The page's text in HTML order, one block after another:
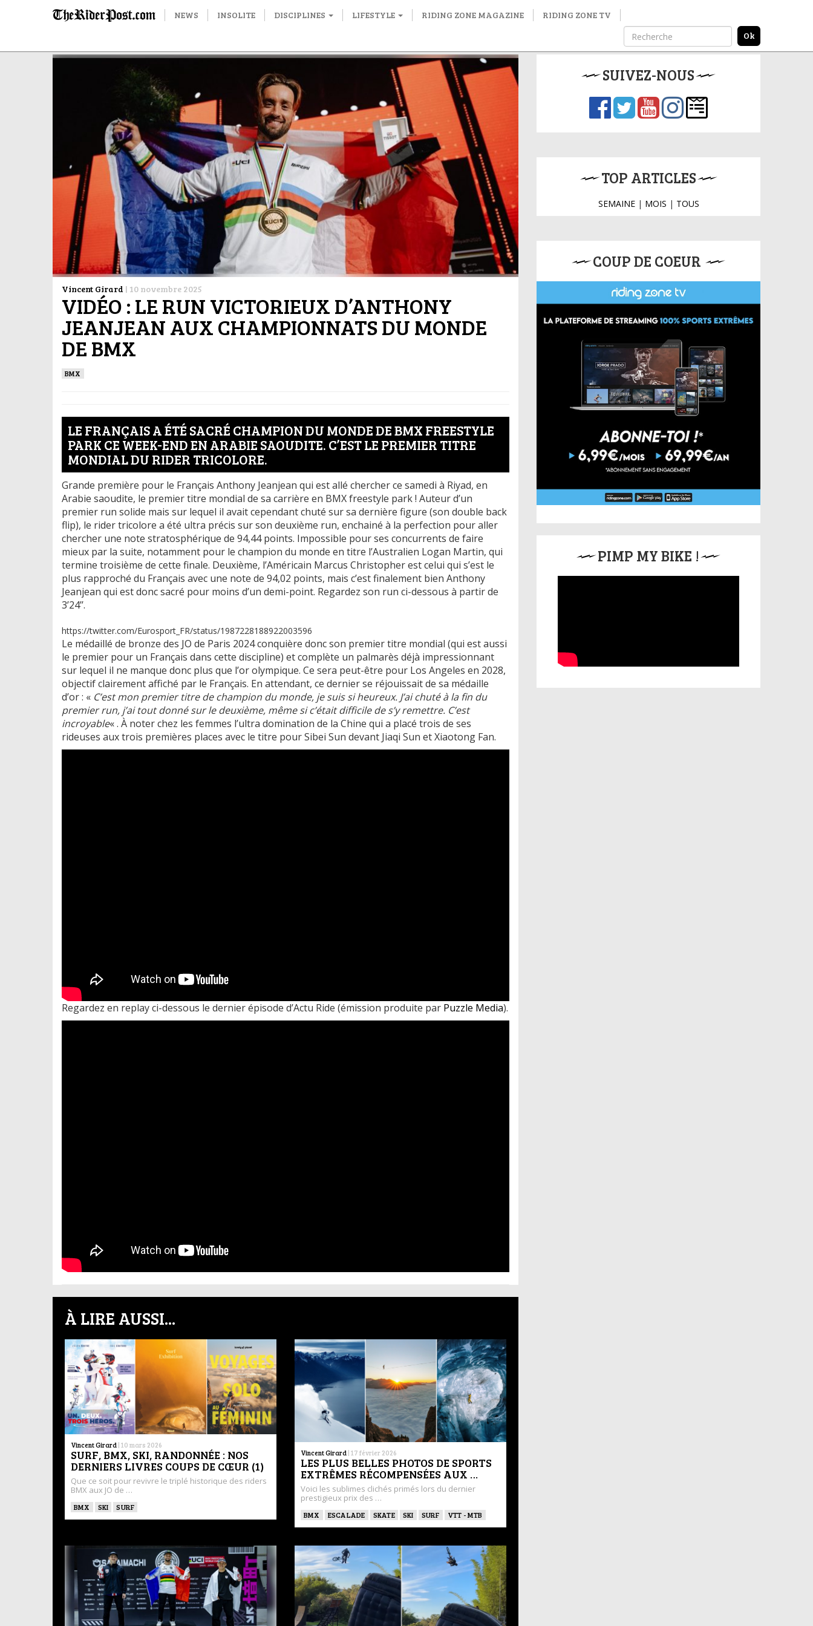
NEWS INSOLITE DISCIPLINES LIFESTYLE RIDING ZONE MAGAZINE RIDING ZONE TV
Vincent Girard | 10 novembre 2025
VIDÉO : LE RUN VICTORIEUX D’ANTHONY
JEANJEAN AUX CHAMPIONNATS DU MONDE
DE BMX
BMX
LE FRANÇAIS A ÉTÉ SACRÉ CHAMPION DU MONDE DE BMX FREESTYLE
PARK CE WEEK-END EN ARABIE SAOUDITE. C’EST LE PREMIER TITRE
MONDIAL DU RIDER TRICOLORE.
Grande première pour le Français Anthony Jeanjean qui est allé chercher ce samedi à Riyad, en
Arabie saoudite, le premier titre mondial de sa carrière en BMX freestyle park ! Auteur d’un
premier run solide mais sur lequel il avait cependant chuté sur sa dernière figure (son double back
flip), le rider tricolore a été ultra précis sur son deuxième run, enchainé à la perfection pour aller
chercher une note stratosphérique de 94,44 points. Impossible pour ses concurrents de faire
mieux par la suite, notamment pour le champion du monde en titre l’Australien Logan Martin, qui
termine troisième de cette finale. Deuxième, l’Américain Marcus Christopher est celui qui s’est le
plus rapproché du Français avec une note de 94,02 points, mais c’est finalement bien Anthony
Jeanjean qui est donc sacré pour moins d’un demi-point. Regardez son run ci-dessous à partir de
3’24’’.
https://twitter.com/Eurosport_FR/status/1987228188922003596
Le médaillé de bronze des JO de Paris 2024 conquière donc son premier titre mondial (qui est aussi
le premier pour un Français dans cette discipline) et complète un palmarès déjà impressionnant
sur lequel il ne manque donc plus que l’or olympique. Ce sera peut-être pour Los Angeles en 2028,
objectif clairement affiché par le Français. En attendant, ce dernier se réjouissait de sa médaille
d’or : « C’est mon premier titre de champion du monde, je suis si heureux. J’ai chuté à la fin du
premier run, j’ai tout donné sur le deuxième, même si c’était difficile de s’y remettre. C’est
incroyable« . À noter chez les femmes l’ultra domination de la Chine qui a placé trois de ses
rideuses aux trois premières places avec le titre pour Sibei Sun devant Jiaqi Sun et Xiaotong Fan.
Regardez en replay ci-dessous le dernier épisode d’Actu Ride (émission produite par Puzzle Media).
À LIRE AUSSI...
Vincent Girard | 10 mars 2026
SURF, BMX, SKI, RANDONNÉE : NOS
DERNIERS LIVRES COUPS DE CŒUR (1)
Que ce soit pour revivre le triplé historique des riders
BMX aux JO de …
BMX SKI SURF
Vincent Girard | 17 février 2026
LES PLUS BELLES PHOTOS DE SPORTS
EXTRÊMES RÉCOMPENSÉES AUX …
Voici les sublimes clichés primés lors du dernier
prestigieux prix des …
BMX ESCALADE SKATE SKI SURF VTT - MTB
SUIVEZ-NOUS
TOP ARTICLES
SEMAINE| MOIS | TOUS
COUP DE COEUR
PIMP MY BIKE !